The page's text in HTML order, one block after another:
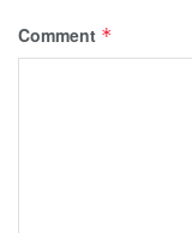
Comment *